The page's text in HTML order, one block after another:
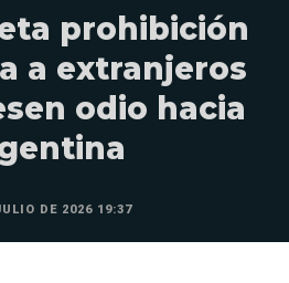
prohibición
a extranjeros
odio hacia
DE 2026 19:37